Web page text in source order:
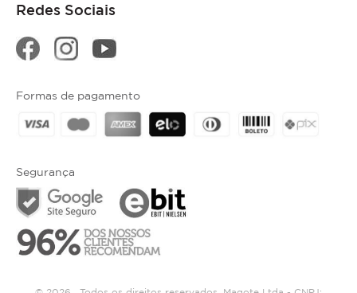
Redes Sociais
Segurança
Formas de pagamento